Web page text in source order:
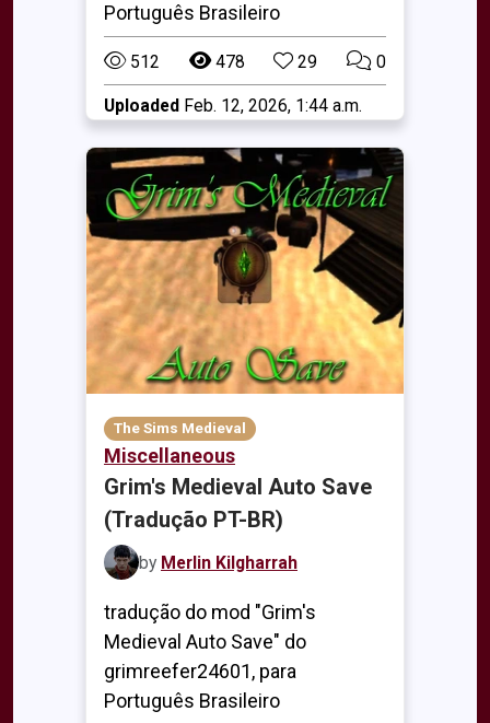
Português Brasileiro
512 478 29 0
Uploaded Feb. 12, 2026, 1:44 a.m.
The Sims Medieval
Miscellaneous
Grim's Medieval Auto Save
(Tradução PT-BR)
by Merlin Kilgharrah
tradução do mod "Grim's
Medieval Auto Save" do
grimreefer24601, para
Português Brasileiro